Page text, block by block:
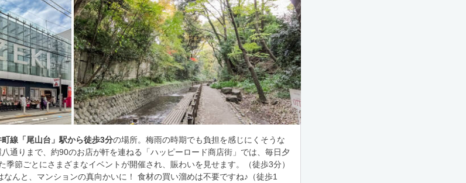
線「尾山台」駅から徒歩3分の場所。梅雨の時期でも負担を感じにくそうな
通りまで、約90のお店が軒を連ねる「ハッピーロード商店街」では、毎日夕
節ごとにさまざまなイベントが開催され、賑わいを見せます。（徒歩3分）
なんと、マンションの真向かいに！ 食材の買い溜めは不要ですね♪（徒歩1